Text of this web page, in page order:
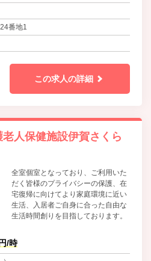
番地1
この求人の詳細
人保健施設伊賀さくら
全室個室となっており、ご利用いた
だく皆様のプライバシーの保護、在
宅復帰に向けてより家庭環境に近い
生活、入居者ご自身に合った自由な
生活時間創りを目指しております。
/時